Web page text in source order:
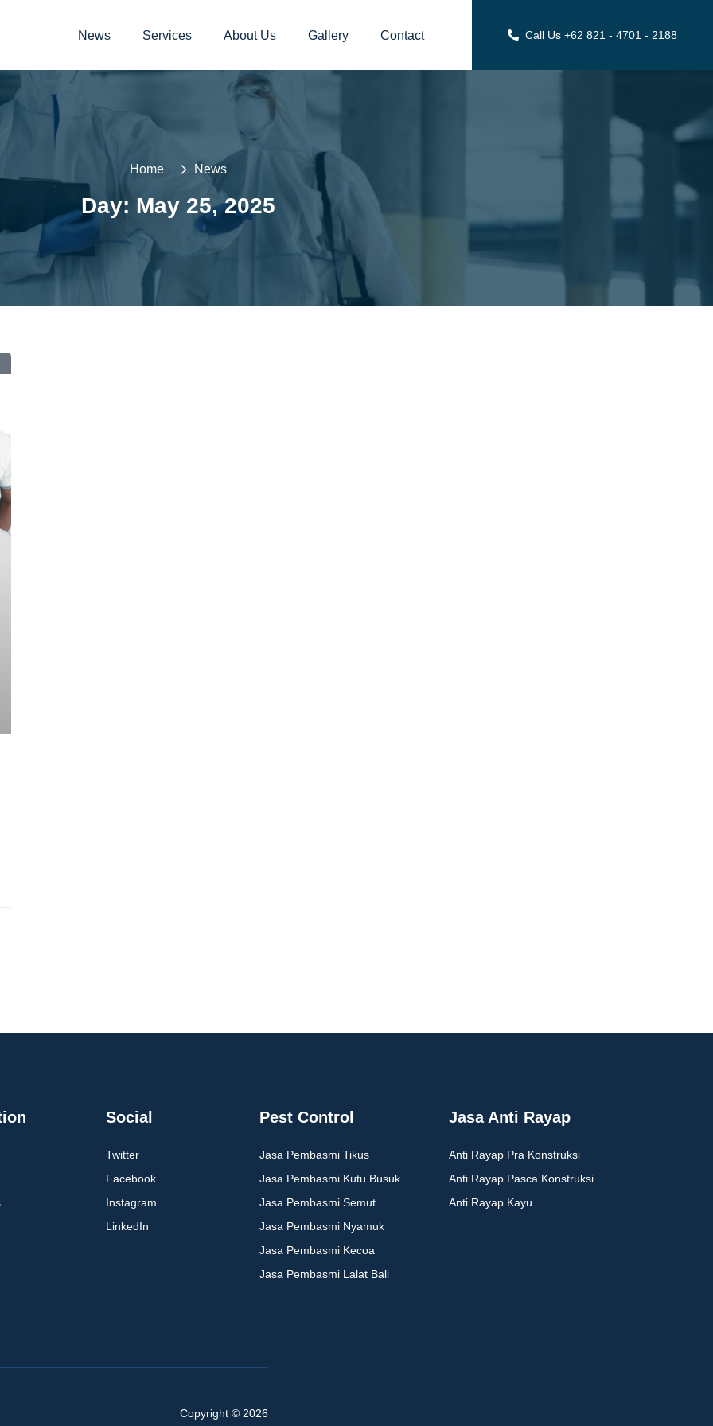
News Services About Us Gallery Contact Call Us +62 821 - 4701 - 2188
Home News
Day: May 25, 2025
Social
Twitter
Facebook
Instagram
LinkedIn
Pest Control
Jasa Pembasmi Tikus
Jasa Pembasmi Kutu Busuk
Jasa Pembasmi Semut
Jasa Pembasmi Nyamuk
Jasa Pembasmi Kecoa
Jasa Pembasmi Lalat Bali
Jasa Anti Rayap
Anti Rayap Pra Konstruksi
Anti Rayap Pasca Konstruksi
Anti Rayap Kayu
Copyright © 2026